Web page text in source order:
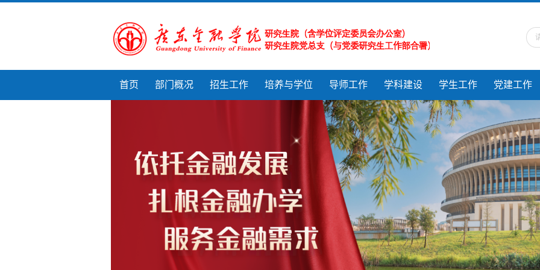
首页 部门概况 招生工作 培养与学位 导师工作 学科建设 学生工作 党建工作